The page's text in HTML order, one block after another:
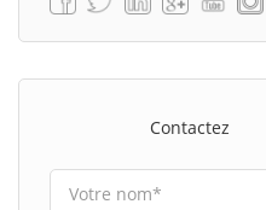
Contactez